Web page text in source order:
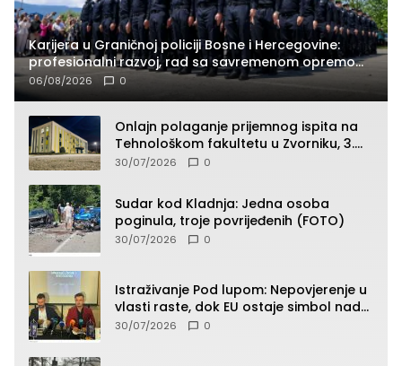
Karijera u Graničnoj policiji Bosne i Hercegovine:
profesionalni razvoj, rad sa savremenom opremom
i služba građanima
06/08/2026 0
Onlajn polaganje prijemnog ispita na
Tehnološkom fakultetu u Zvorniku, 3.
septembra u 9.00 časova
30/07/2026 0
Sudar kod Kladnja: Jedna osoba
poginula, troje povrijeđenih (FOTO)
30/07/2026 0
Istraživanje Pod lupom: Nepovjerenje u
vlasti raste, dok EU ostaje simbol nade
građana
30/07/2026 0